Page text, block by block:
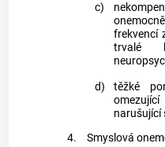
c)
frekvencí
trvalé
d)
těžké
narušující
4.
Smyslová